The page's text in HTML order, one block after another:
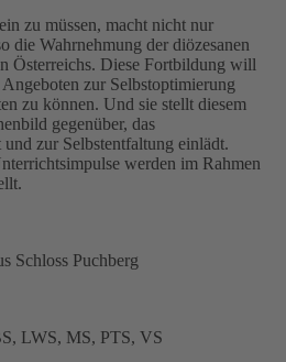
zu müssen, macht nicht nur
die Wahrnehmung der diözesanen
Österreichs. Diese Fortbildung will
zur Selbstoptimierung
zu können. Und sie stellt diesem
gegenüber, das
zur Selbstentfaltung einlädt.
werden im Rahmen
Schloss Puchberg
LWS, MS, PTS, VS